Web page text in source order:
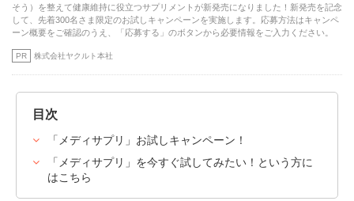
そう）を整えて健康維持に役立つサプリメントが新発売になりました！新発売を記念
して、先着300名さま限定のお試しキャンペーンを実施します。応募方法はキャンペ
ーン概要をご確認のうえ、「応募する」のボタンから必要情報をご入力ください。
PR 株式会社ヤクルト本社
目次
「メディサプリ」お試しキャンペーン！
「メディサプリ」を今すぐ試してみたい！という方に
はこちら